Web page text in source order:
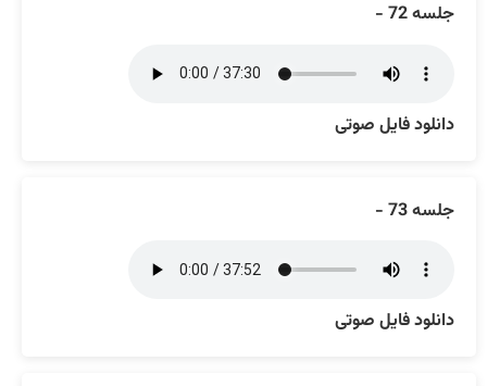
جلسه 72 -
دانلود فایل صوتی
جلسه 73 -
دانلود فایل صوتی